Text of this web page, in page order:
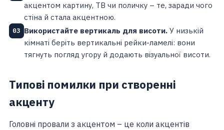
акцентом картину, ТВ чи поличку – те, заради чого
стіна й стала акцентною.
03 Використайте вертикаль для висоти. У низькій
кімнаті беріть вертикальні рейки-ламелі: вони
тягнуть погляд угору й додають візуальної висоти.
Типові помилки при створенні
акценту
Головні провали з акцентом – це коли акцентів